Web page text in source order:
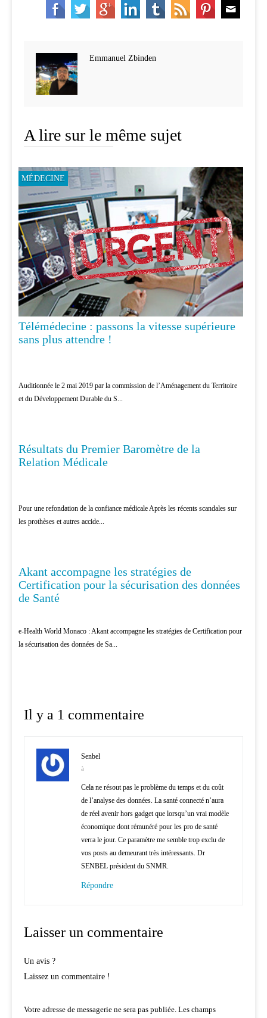
Emmanuel Zbinden
A lire sur le même sujet
MÉDECINE
Télémédecine : passons la vitesse supérieure
sans plus attendre !
Auditionnée le 2 mai 2019 par la commission de l’Aménagement du Territoire
et du Développement Durable du S...
PATIENTS
Résultats du Premier Baromètre de la
Relation Médicale
Pour une refondation de la confiance médicale Après les récents scandales sur
les prothèses et autres accide...
DATA
Akant accompagne les stratégies de
Certification pour la sécurisation des données
de Santé
e-Health World Monaco : Akant accompagne les stratégies de Certification pour
la sécurisation des données de Sa...
Il y a 1 commentaire
Senbel
à
Cela ne résout pas le problème du temps et du coût
de l’analyse des données. La santé connecté n’aura
de réel avenir hors gadget que lorsqu’un vrai modèle
économique dont rémunéré pour les pro de santé
verra le jour. Ce paramètre me semble trop exclu de
vos posts au demeurant très intéressants. Dr
SENBEL président du SNMR.
Répondre
Laisser un commentaire
Un avis ?
Laissez un commentaire !
Votre adresse de messagerie ne sera pas publiée. Les champs